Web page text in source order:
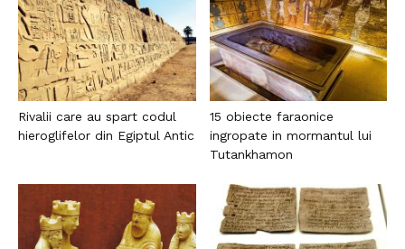
Rivalii care au spart codul
hieroglifelor din Egiptul Antic
15 obiecte faraonice
ingropate in mormantul lui
Tutankhamon